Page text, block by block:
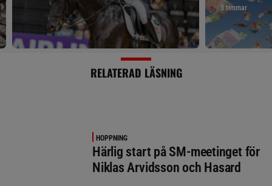
3 timmar
RELATERAD LÄSNING
HOPPNING
Härlig start på SM-meetinget för
Niklas Arvidsson och Hasard